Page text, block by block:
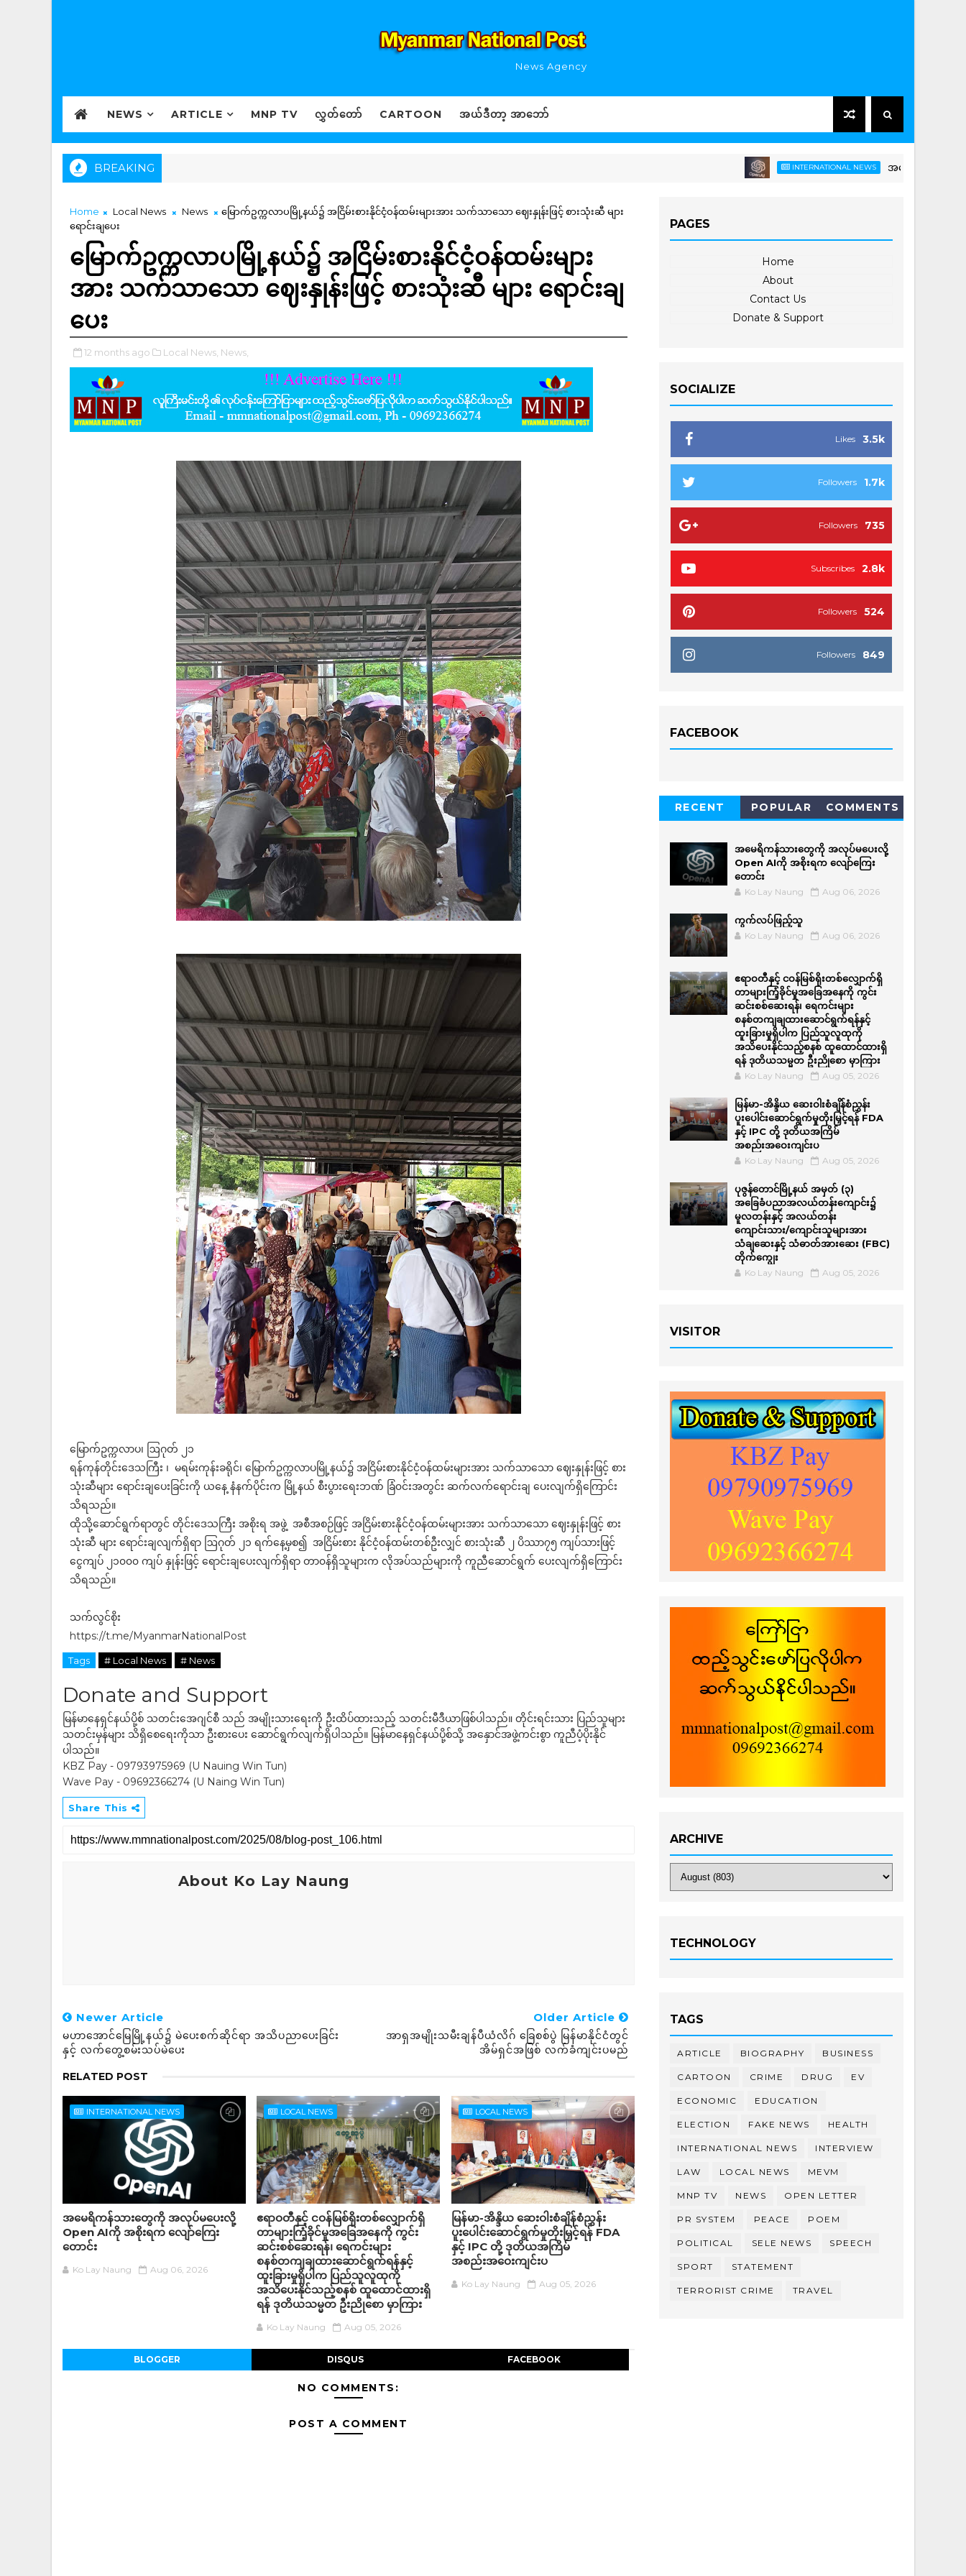
News Agency
NEWS ARTICLE MNP TV လွှတ်တော် CARTOON အယ်ဒီတာ့ အာဘော်
BREAKING INTERNATIONAL NEWS အမေရိကန်သားတွေကို အလုပ်
Home Local News News
မြောက်ဥက္ကလာပမြို့နယ်၌ အငြိမ်းစားနိုင်ငံ့ဝန်ထမ်းများအား သက်သာသော ဈေးနှုန်းဖြင့် စားသုံးဆီ များ
ရောင်းချပေး
မြောက်ဥက္ကလာပမြို့နယ်၌ အငြိမ်းစားနိုင်ငံ့ဝန်ထမ်းများ
အား သက်သာသော ဈေးနှုန်းဖြင့် စားသုံးဆီ များ ရောင်းချ
ပေး
12 months ago Local News, News,
မြောက်ဥက္ကလာပ၊ ဩဂုတ် ၂၁
ရန်ကုန်တိုင်းဒေသကြီး ၊ ‌ မရမ်းကုန်းခရိုင်၊ မြောက်ဥက္ကလာပမြို့နယ်၌ အငြိမ်းစားနိုင်ငံ့ဝန်ထမ်းများအား သက်သာသော ဈေးနှုန်းဖြင့် စား
သုံးဆီများ ရောင်းချပေးခြင်းကို ယနေ့ နံနက်ပိုင်းက မြို့နယ် စီးပွားရေးဘဏ် ခြံ၀င်းအတွင်း ဆက်လက်ရောင်းချ ပေးလျက်ရှိကြောင်း
သိရသည်။
ထိုသို့ဆောင်ရွက်ရာတွင် တိုင်းဒေသကြီး အစိုးရ အဖွဲ့ အစီအစဉ်ဖြင့် အငြိမ်းစားနိုင်ငံ့ဝန်ထမ်းများအား သက်သာသော ဈေးနှုန်းဖြင့် စား
သုံးဆီ များ ရောင်းချလျက်ရှိရာ ဩဂုတ် ၂၁ ရက်နေ့မှစ၍ အငြိမ်းစား နိုင်ငံ့၀န်ထမ်းတစ်ဦးလျှင် စားသုံးဆီ ၂ ပိဿာ၇၅ ကျပ်သားဖြင့်
ငွေကျပ် ၂၁၀၀၀ ကျပ် နှုန်းဖြင့် ရောင်းချပေးလျက်ရှိရာ တာ၀န်ရှိသူများက လိုအပ်သည်များကို ကူညီဆောင်ရွက်‌ ပေးလျက်ရှိကြောင်း
သိရသည်။
သက်လွင်စိုး
https://t.me/MyanmarNationalPost
Tags # Local News # News
Donate and Support
မြန်မာနေရှင်နယ်ပို့စ် သတင်းအေဂျင်စီ သည် အမျိုးသားရေးကို ဦးထိပ်ထားသည့် သတင်းမီဒီယာဖြစ်ပါသည်။ တိုင်းရင်းသား ပြည်သူများ
သတင်းမှန်များ သိရှိစေရေးကိုသာ ဦးစားပေး ဆောင်ရွက်လျက်ရှိပါသည်။ မြန်မာနေရှင်နယ်ပို့စ်သို့ အနှောင်အဖွဲ့ကင်းစွာ ကူညီပံ့ပိုးနိုင်
ပါသည်။
KBZ Pay - 09793975969 (U Nauing Win Tun)
Wave Pay - 09692366274 (U Naing Win Tun)
Share This
About Ko Lay Naung
Newer Article
မဟာအောင်မြေမြို့နယ်၌ မဲပေးစက်ဆိုင်ရာ အသိပညာပေးခြင်း
နှင့် လက်တွေ့စမ်းသပ်မဲပေး
Older Article
အာရှအမျိုးသမီးချန်ပီယံလိဂ် ခြေစစ်ပွဲ မြန်မာနိုင်ငံတွင်
အိမ်ရှင်အဖြစ် လက်ခံကျင်းပမည်
RELATED POST
INTERNATIONAL NEWS
အမေရိကန်သားတွေကို အလုပ်မပေးလို့
Open AIကို အစိုးရက လျော်ကြေး
တောင်း
Ko Lay Naung Aug 06, 2026
LOCAL NEWS
ဧရာဝတီနှင့် ငဝန်မြစ်ရိုးတစ်လျှောက်ရှိ
တာများကြံ့ခိုင်မှုအခြေအနေကို ကွင်း
ဆင်းစစ်ဆေးရန်၊ ရေကင်းများ
စနစ်တကျချထားဆောင်ရွက်ရန်နှင့်
ထူးခြားမှုရှိပါက ပြည်သူလူထုကို
အသိပေးနိုင်သည့်စနစ် ထူထောင်ထားရှိ
ရန် ဒုတိယသမ္မတ ဦးညိုစော မှာကြား
Ko Lay Naung Aug 05, 2026
LOCAL NEWS
မြန်မာ-အိန္ဒိယ ဆေးဝါးစံချိန်စံညွှန်း
ပူးပေါင်းဆောင်ရွက်မှုတိုးမြှင့်ရန် FDA
နှင့် IPC တို့ ဒုတိယအကြိမ်
အစည်းအဝေးကျင်းပ
Ko Lay Naung Aug 05, 2026
BLOGGER DISQUS FACEBOOK
NO COMMENTS:
POST A COMMENT
PAGES
Home
About
Contact Us
Donate & Support
SOCIALIZE
3.5k
Likes
1.7k
Followers
735
Followers
2.8k
Subscribes
524
Followers
849
Followers
FACEBOOK
RECENT POPULAR COMMENTS
အမေရိကန်သားတွေကို အလုပ်မပေးလို့
Open AIကို အစိုးရက လျော်ကြေး
တောင်း
Ko Lay Naung Aug 06, 2026
ကွက်လပ်ဖြည့်သူ
Ko Lay Naung Aug 06, 2026
ဧရာဝတီနှင့် ငဝန်မြစ်ရိုးတစ်လျှောက်ရှိ
တာများကြံ့ခိုင်မှုအခြေအနေကို ကွင်း
ဆင်းစစ်ဆေးရန်၊ ရေကင်းများ
စနစ်တကျချထားဆောင်ရွက်ရန်နှင့်
ထူးခြားမှုရှိပါက ပြည်သူလူထုကို
အသိပေးနိုင်သည့်စနစ် ထူထောင်ထားရှိ
ရန် ဒုတိယသမ္မတ ဦးညိုစော မှာကြား
Ko Lay Naung Aug 05, 2026
မြန်မာ-အိန္ဒိယ ဆေးဝါးစံချိန်စံညွှန်း
ပူးပေါင်းဆောင်ရွက်မှုတိုးမြှင့်ရန် FDA
နှင့် IPC တို့ ဒုတိယအကြိမ်
အစည်းအဝေးကျင်းပ
Ko Lay Naung Aug 05, 2026
ပုဇွန်တောင်မြို့နယ် အမှတ် (၃)
အခြေခံပညာအလယ်တန်းကျောင်း၌
မူလတန်းနှင့် အလယ်တန်း
ကျောင်းသား/ကျောင်းသူများအား
သံချဆေးနှင့် သံဓာတ်အားဆေး (FBC)
တိုက်ကျွေး
Ko Lay Naung Aug 05, 2026
VISITOR
ARCHIVE
TECHNOLOGY
TAGS
ARTICLE BIOGRAPHY BUSINESS
CARTOON CRIME DRUG EV
ECONOMIC EDUCATION
ELECTION FAKE NEWS HEALTH
INTERNATIONAL NEWS INTERVIEW
LAW LOCAL NEWS MEVM
MNP TV NEWS OPEN LETTER
PR SYSTEM PEACE POEM
POLITICAL SELE NEWS SPEECH
SPORT STATEMENT
TERRORIST CRIME TRAVEL